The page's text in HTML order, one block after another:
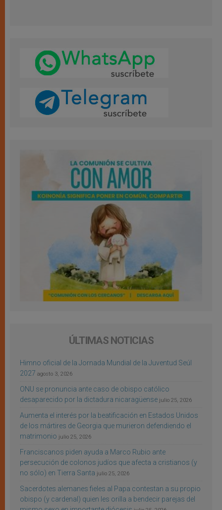
ÚLTIMAS NOTICIAS
Himno oficial de la Jornada Mundial de la Juventud Seúl
2027 agosto 3, 2026
ONU se pronuncia ante caso de obispo católico
desaparecido por la dictadura nicaragüense julio 25, 2026
Aumenta el interés por la beatificación en Estados Unidos
de los mártires de Georgia que murieron defendiendo el
matrimonio julio 25, 2026
Franciscanos piden ayuda a Marco Rubio ante
persecución de colonos judíos que afecta a cristianos (y
no sólo) en Tierra Santa julio 25, 2026
Sacerdotes alemanes fieles al Papa contestan a su propio
obispo (y cardenal) quien les orilla a bendecir parejas del